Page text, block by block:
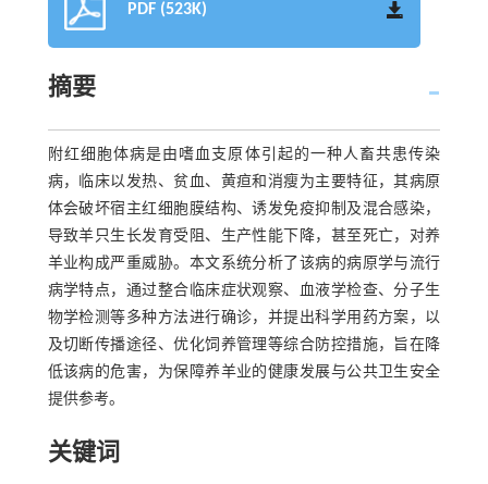
PDF (523K)
摘要
附红细胞体病是由嗜血支原体引起的一种人畜共患传染
病，临床以发热、贫血、黄疸和消瘦为主要特征，其病原
体会破坏宿主红细胞膜结构、诱发免疫抑制及混合感染，
导致羊只生长发育受阻、生产性能下降，甚至死亡，对养
羊业构成严重威胁。本文系统分析了该病的病原学与流行
病学特点，通过整合临床症状观察、血液学检查、分子生
物学检测等多种方法进行确诊，并提出科学用药方案，以
及切断传播途径、优化饲养管理等综合防控措施，旨在降
低该病的危害，为保障养羊业的健康发展与公共卫生安全
提供参考。
关键词